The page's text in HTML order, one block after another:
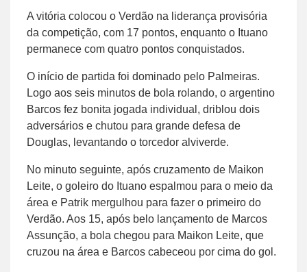
A vitória colocou o Verdão na liderança provisória
da competição, com 17 pontos, enquanto o Ituano
permanece com quatro pontos conquistados.
O início de partida foi dominado pelo Palmeiras.
Logo aos seis minutos de bola rolando, o argentino
Barcos fez bonita jogada individual, driblou dois
adversários e chutou para grande defesa de
Douglas, levantando o torcedor alviverde.
No minuto seguinte, após cruzamento de Maikon
Leite, o goleiro do Ituano espalmou para o meio da
área e Patrik mergulhou para fazer o primeiro do
Verdão. Aos 15, após belo lançamento de Marcos
Assunção, a bola chegou para Maikon Leite, que
cruzou na área e Barcos cabeceou por cima do gol.